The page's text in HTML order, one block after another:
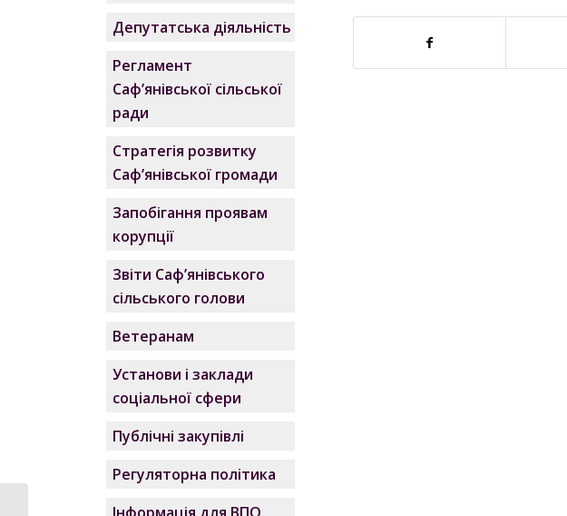
Депутатська діяльність
Регламент
Саф’янівської сільської
ради
Стратегія розвитку
Саф’янівської громади
Запобігання проявам
корупції
Звіти Саф’янівського
сільського голови
Ветеранам
Установи і заклади
соціальної сфери
Публічні закупівлі
Регуляторна політика